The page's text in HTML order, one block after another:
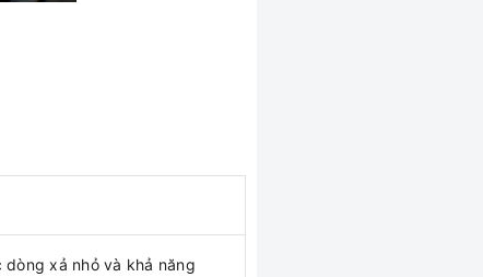
xả nhỏ và khả năng